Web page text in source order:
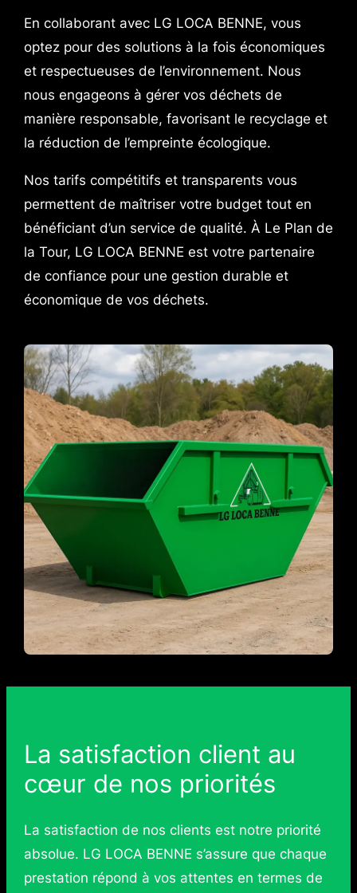
En collaborant avec LG LOCA BENNE, vous
optez pour des solutions à la fois économiques
et respectueuses de l’environnement. Nous
nous engageons à gérer vos déchets de
manière responsable, favorisant le recyclage et
la réduction de l’empreinte écologique.
Nos tarifs compétitifs et transparents vous
permettent de maîtriser votre budget tout en
bénéficiant d’un service de qualité. À Le Plan de
la Tour, LG LOCA BENNE est votre partenaire
de confiance pour une gestion durable et
économique de vos déchets.
La satisfaction client au
cœur de nos priorités
La satisfaction de nos clients est notre priorité
absolue. LG LOCA BENNE s’assure que chaque
prestation répond à vos attentes en termes de